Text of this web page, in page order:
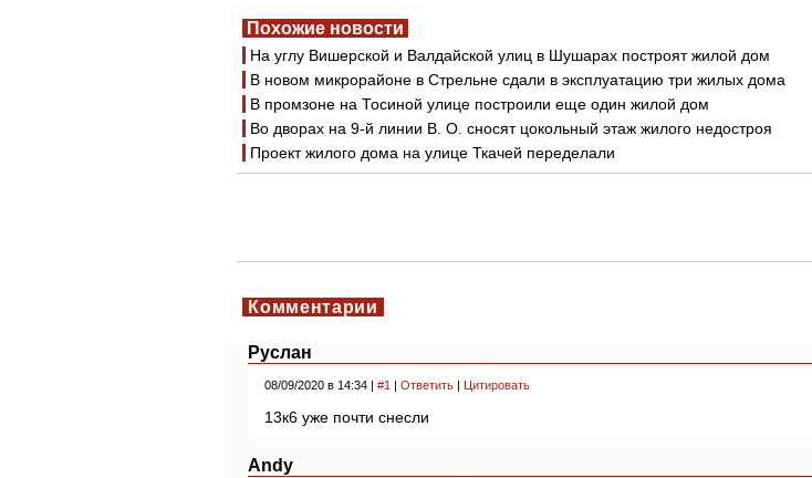
Похожие новости
На углу Вишерской и Валдайской улиц в Шушарах построят жилой дом
В новом микрорайоне в Стрельне сдали в эксплуатацию три жилых дома
В промзоне на Тосиной улице построили еще один жилой дом
Во дворах на 9-й линии В. О. сносят цокольный этаж жилого недостроя
Проект жилого дома на улице Ткачей переделали
Комментарии
Руслан
08/09/2020 в 14:34 | #1 | Ответить | Цитировать
13к6 уже почти снесли
Andy